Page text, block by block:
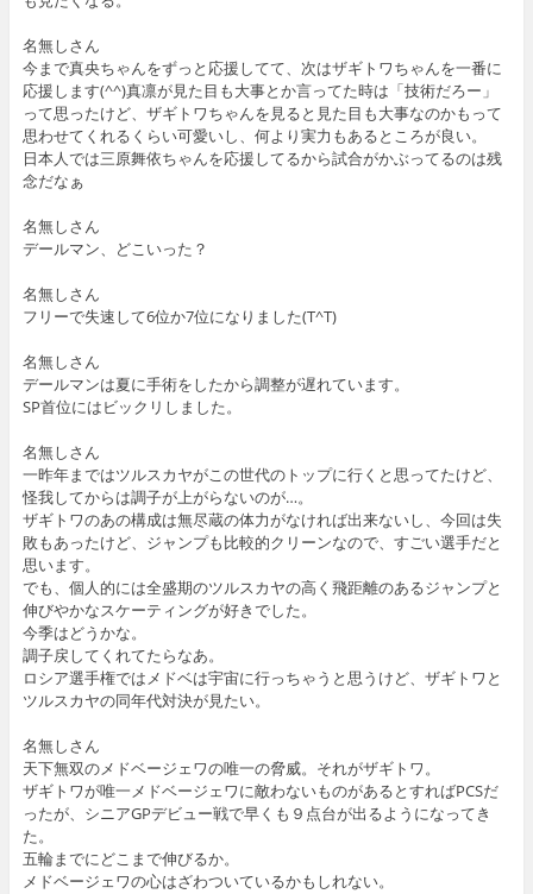
名無しさん
今まで真央ちゃんをずっと応援してて、次はザギトワちゃんを一番に
応援します(^^)真凛が見た目も大事とか言ってた時は「技術だろー」
って思ったけど、ザギトワちゃんを見ると見た目も大事なのかもって
思わせてくれるくらい可愛いし、何より実力もあるところが良い。
日本人では三原舞依ちゃんを応援してるから試合がかぶってるのは残
念だなぁ
名無しさん
デールマン、どこいった？
名無しさん
フリーで失速して6位か7位になりました(T^T)
名無しさん
デールマンは夏に手術をしたから調整が遅れています。
SP首位にはビックリしました。
名無しさん
一昨年まではツルスカヤがこの世代のトップに行くと思ってたけど、
怪我してからは調子が上がらないのが…。
ザギトワのあの構成は無尽蔵の体力がなければ出来ないし、今回は失
敗もあったけど、ジャンプも比較的クリーンなので、すごい選手だと
思います。
でも、個人的には全盛期のツルスカヤの高く飛距離のあるジャンプと
伸びやかなスケーティングが好きでした。
今季はどうかな。
調子戻してくれてたらなあ。
ロシア選手権ではメドベは宇宙に行っちゃうと思うけど、ザギトワと
ツルスカヤの同年代対決が見たい。
名無しさん
天下無双のメドベージェワの唯一の脅威。それがザギトワ。
ザギトワが唯一メドベージェワに敵わないものがあるとすればPCSだ
ったが、シニアGPデビュー戦で早くも９点台が出るようになってき
た。
五輪までにどこまで伸びるか。
メドベージェワの心はざわついているかもしれない。